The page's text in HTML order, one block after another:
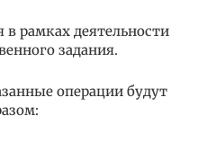
рамках деятельности
задания.
операции будут